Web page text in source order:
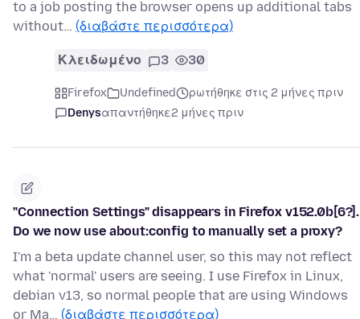
to a job posting the browser opens up additional tabs
without… (διαβάστε περισσότερα)
Κλειδωμένο 3 30
Firefox Undefined
ρωτήθηκε στις 2 μήνες πριν
Denysαπαντήθηκε2 μήνες πριν
"Connection Settings" disappears in Firefox v152.0b[6?].
Do we now use about:config to manually set a proxy?
I'm a beta update channel user, so this may not reflect
what 'normal' users are seeing. I use Firefox in Linux,
debian v13, so normal people that are using Windows
or Ma… (διαβάστε περισσότερα)